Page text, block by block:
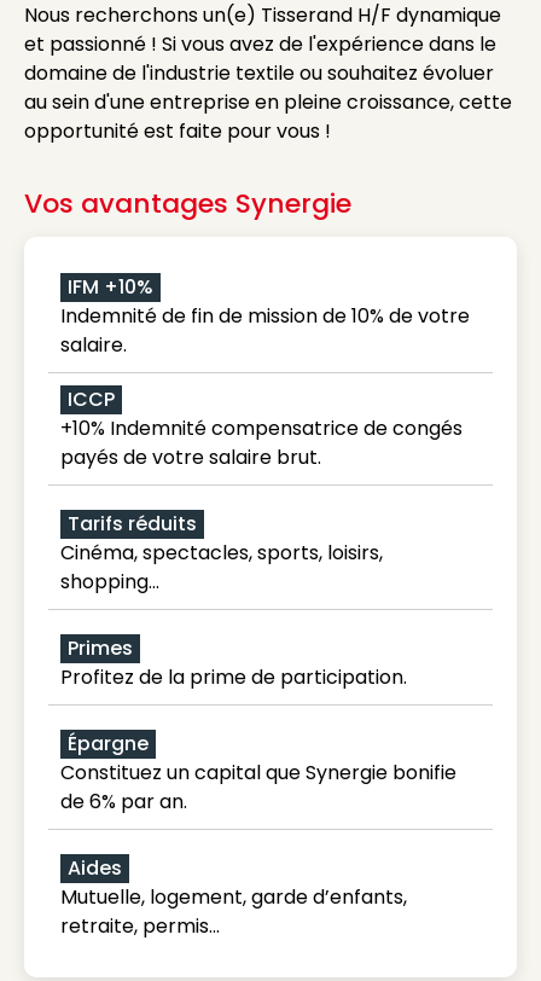
Nous recherchons un(e) Tisserand H/F dynamique
et passionné ! Si vous avez de l'expérience dans le
domaine de l'industrie textile ou souhaitez évoluer
au sein d'une entreprise en pleine croissance, cette
opportunité est faite pour vous !
Vos avantages Synergie
IFM +10%
Indemnité de fin de mission de 10% de votre
salaire.
ICCP
+10% Indemnité compensatrice de congés
payés de votre salaire brut.
Tarifs réduits
Cinéma, spectacles, sports, loisirs,
shopping...
Primes
Profitez de la prime de participation.
Épargne
Constituez un capital que Synergie bonifie
de 6% par an.
Aides
Mutuelle, logement, garde d’enfants,
retraite, permis…